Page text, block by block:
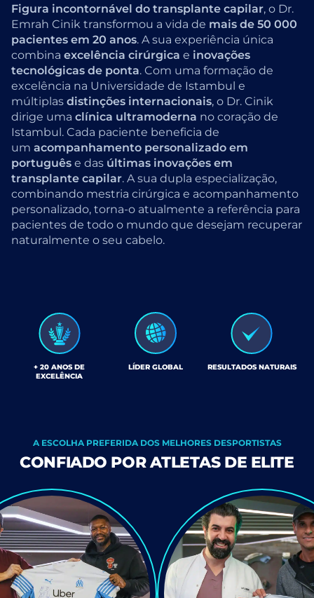
Figura incontornável do transplante capilar, o Dr.
Emrah Cinik transformou a vida de mais de 50 000
pacientes em 20 anos. A sua experiência única
combina excelência cirúrgica e inovações
tecnológicas de ponta. Com uma formação de
excelência na Universidade de Istambul e
múltiplasdistinções internacionais, o Dr. Cinik
dirige uma clínica ultramoderna no coração de
Istambul. Cada paciente beneficia de
um acompanhamento personalizado em
portuguêse das últimas inovações em
transplante capilar. A sua dupla especialização,
combinando mestria cirúrgica e acompanhamento
personalizado, torna-o atualmente a referência para
pacientes de todo o mundo que desejam recuperar
naturalmente o seu cabelo.
+ 20 ANOS DE
EXCELÊNCIA
LÍDER GLOBAL RESULTADOS NATURAIS
A ESCOLHA PREFERIDA DOS MELHORES DESPORTISTAS
CONFIADO POR ATLETAS DE ELITE